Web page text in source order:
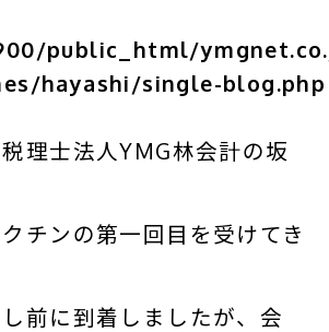
public_html/
hayashi/single-blog.php
理士法人YMG林会計の坂
チンの第一回目を受けてき
前に到着しましたが、会